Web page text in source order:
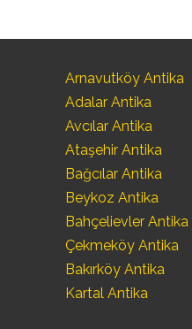
Arnavutköy Antika
Adalar Antika
Avcılar Antika
Ataşehir Antika
Bağcılar Antika
Beykoz Antika
Bahçelievler Antika
Çekmeköy Antika
Bakırköy Antika
Kartal Antika